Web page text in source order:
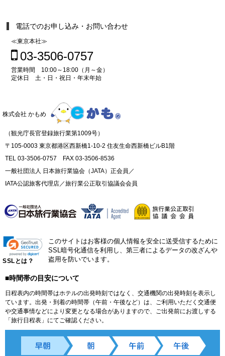
電話でのお申し込み・お問い合わせ
≪東京本社≫
03-3506-0757
営業時間 10:00～18:00（月～金）
定休日 土・日・祝日・年末年始
株式会社 かもめ
（観光庁長官登録旅行業第1009号）
〒105-0003 東京都港区西新橋1-10-2 住友生命西新橋ビルB1階
TEL 03-3506-0757 FAX 03-3506-8536
一般社団法人 日本旅行業協会（JATA）正会員／
IATA公認旅客代理店／旅行業公正取引協議会会員
SSLとは？
このサイトはお客様の個人情報を安全に送受信するために
SSL暗号化通信を利用し、第三者によるデータの改ざんや
盗用を防いでいます。
■時間帯の目安について
日程表内の時間帯はホテルの出発時刻ではなく、交通機関の出発時刻を表示し
ています。出発・到着の時間帯（午前・午後など）は、ご利用いただく交通便
や交通事情などにより変更となる場合がありますので、ご出発前にお渡しする
「旅行日程表」にてご確認ください。